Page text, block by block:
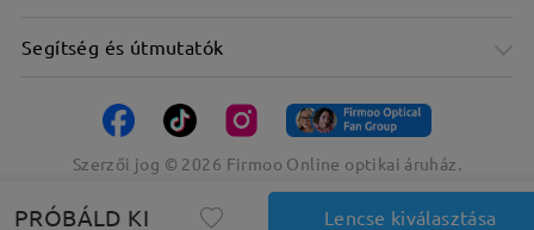
PRÓBÁLD KI Lencse kiválasztása
Segítség és útmutatók
Szerzői jog © 2026 Firmoo Online optikai áruház.